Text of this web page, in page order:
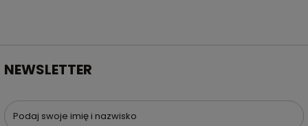
NEWSLETTER
Podaj swoje imię i nazwisko